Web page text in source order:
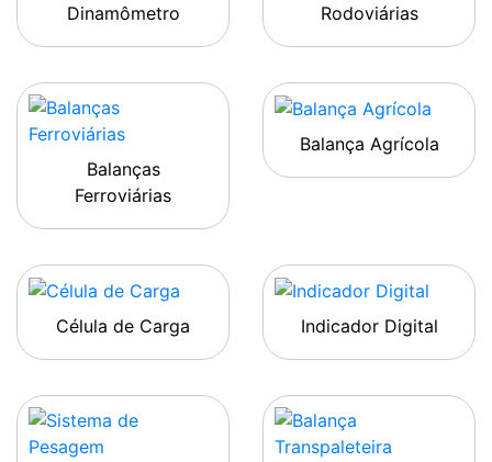
Dinamômetro
Rodoviárias
Balanças
Ferroviárias
Balança Agrícola
Célula de Carga Indicador Digital